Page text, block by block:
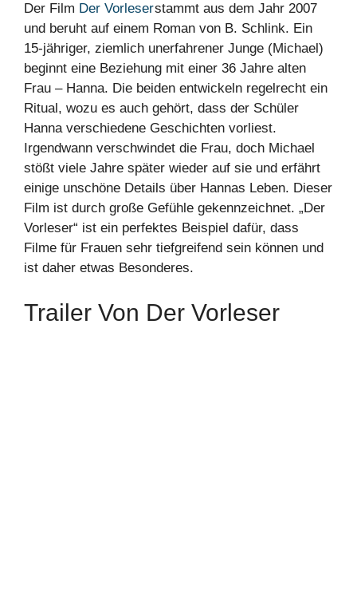
Der Film Der Vorleserstammt aus dem Jahr 2007
und beruht auf einem Roman von B. Schlink. Ein
15-jähriger, ziemlich unerfahrener Junge (Michael)
beginnt eine Beziehung mit einer 36 Jahre alten
Frau – Hanna. Die beiden entwickeln regelrecht ein
Ritual, wozu es auch gehört, dass der Schüler
Hanna verschiedene Geschichten vorliest.
Irgendwann verschwindet die Frau, doch Michael
stößt viele Jahre später wieder auf sie und erfährt
einige unschöne Details über Hannas Leben. Dieser
Film ist durch große Gefühle gekennzeichnet. „Der
Vorleser“ ist ein perfektes Beispiel dafür, dass
Filme für Frauen sehr tiefgreifend sein können und
ist daher etwas Besonderes.
Trailer Von Der Vorleser